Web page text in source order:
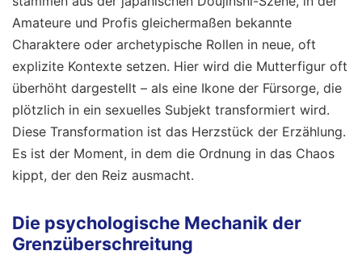
Amateure und Profis gleichermaßen bekannte
Charaktere oder archetypische Rollen in neue, oft
explizite Kontexte setzen. Hier wird die Mutterfigur oft
überhöht dargestellt – als eine Ikone der Fürsorge, die
plötzlich in ein sexuelles Subjekt transformiert wird.
Diese Transformation ist das Herzstück der Erzählung.
Es ist der Moment, in dem die Ordnung in das Chaos
kippt, der den Reiz ausmacht.
Die psychologische Mechanik der
Grenzüberschreitung